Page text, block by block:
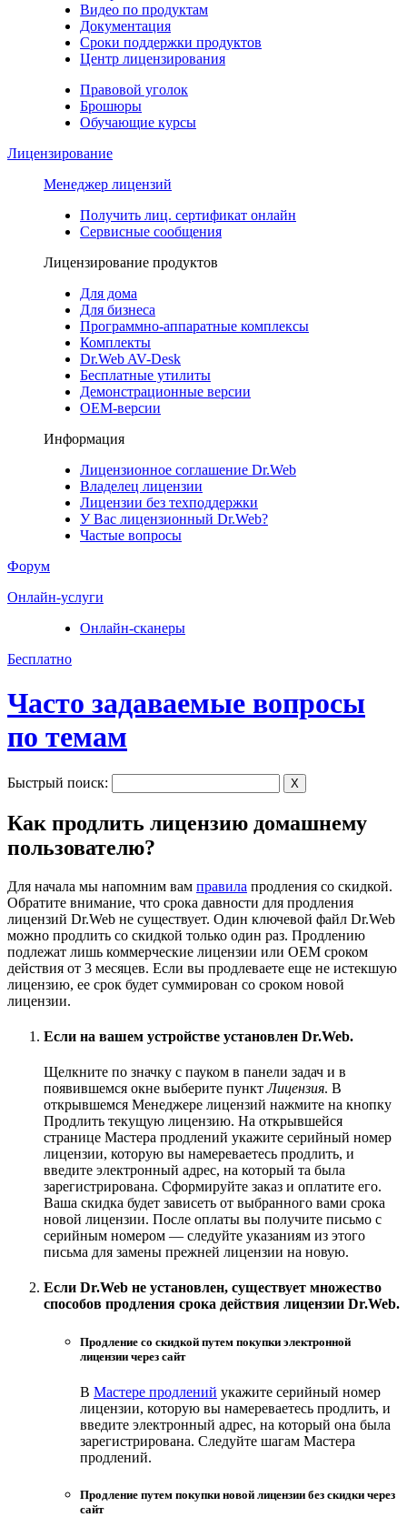
Видео по продуктам
Документация
Сроки поддержки продуктов
Центр лицензирования
Правовой уголок
Брошюры
Обучающие курсы
Лицензирование
Менеджер лицензий
Получить лиц. сертификат онлайн
Сервисные сообщения
Лицензирование продуктов
Для дома
Для бизнеса
Программно-аппаратные комплексы
Комплекты
Dr.Web AV-Desk
Бесплатные утилиты
Демонстрационные версии
ОЕМ-версии
Информация
Лицензионное соглашение Dr.Web
Владелец лицензии
Лицензии без техподдержки
У Вас лицензионный Dr.Web?
Частые вопросы
Форум
Онлайн-услуги
Онлайн-сканеры
Бесплатно
Часто задаваемые вопросы
по темам
Быстрый поиск: X
Как продлить лицензию домашнему
пользователю?
Для начала мы напомним вам правила продления со скидкой.
Обратите внимание, что срока давности для продления
лицензий Dr.Web не существует. Один ключевой файл Dr.Web
можно продлить со скидкой только один раз. Продлению
подлежат лишь коммерческие лицензии или ОЕМ сроком
действия от 3 месяцев. Если вы продлеваете еще не истекшую
лицензию, ее срок будет суммирован со сроком новой
лицензии.
Если на вашем устройстве установлен Dr.Web.
Щелкните по значку с пауком в панели задач и в
появившемся окне выберите пунктЛицензия. В
открывшемся Менеджере лицензий нажмите на кнопку
Продлить текущую лицензию. На открывшейся
странице Мастера продлений укажите серийный номер
лицензии, которую вы намереваетесь продлить, и
введите электронный адрес, на который та была
зарегистрирована. Сформируйте заказ и оплатите его.
Ваша скидка будет зависеть от выбранного вами срока
новой лицензии. После оплаты вы получите письмо с
серийным номером — следуйте указаниям из этого
письма для замены прежней лицензии на новую.
Если Dr.Web не установлен, существует множество
способов продления срока действия лицензии Dr.Web.
Продление со скидкой путем покупки электронной
лицензии через сайт
В Мастере продлений укажите серийный номер
лицензии, которую вы намереваетесь продлить, и
введите электронный адрес, на который она была
зарегистрирована. Следуйте шагам Мастера
продлений.
Продление путем покупки новой лицензии без cкидки через
сайт